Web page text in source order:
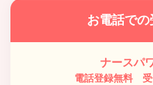
お電話での
ナースパ
電話登録無料